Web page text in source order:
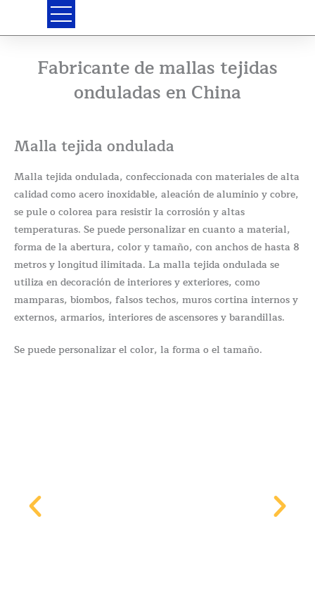
Fabricante de mallas tejidas
onduladas en China
Malla tejida ondulada
Malla tejida ondulada, confeccionada con materiales de alta
calidad como acero inoxidable, aleación de aluminio y cobre,
se pule o colorea para resistir la corrosión y altas
temperaturas. Se puede personalizar en cuanto a material,
forma de la abertura, color y tamaño, con anchos de hasta 8
metros y longitud ilimitada. La malla tejida ondulada se
utiliza en decoración de interiores y exteriores, como
mamparas, biombos, falsos techos, muros cortina internos y
externos, armarios, interiores de ascensores y barandillas.
Se puede personalizar el color, la forma o el tamaño.